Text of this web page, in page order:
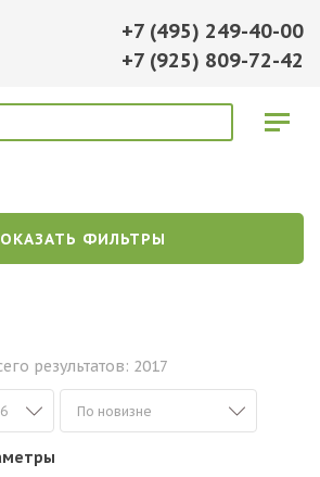
+7 (495) 249-40-00
+7 (925) 809-72-42
ФИЛЬТРЫ
результатов: 2017